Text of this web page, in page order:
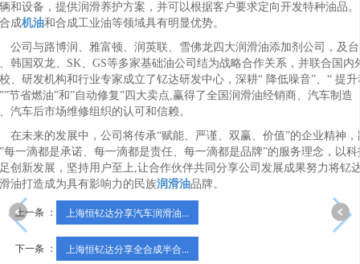
和设备，提供润滑养护方案，并可以根据客户要求定向开发特种油品
成机油和合成工业油等领域具有明显优势。
公司与路博润、雅富顿、润英联、雪佛龙四大润滑油添加剂公司，及台
韩国双龙、SK、GS等多家基础油公司结为战略合作关系，并联合国内
、研发机构和行业专家成立了钇达研发中心，深耕“ 降低噪音”、“ 提升
节省燃油”和”自动修复”四大卖点,赢得了全国润滑油经销商、汽车制造
汽车后市场维修组织的认可和信赖。
在未来的发展中，公司将传承“赋能、严谨、双赢、价值”的企业精神，
每一滴都是承诺、每一滴都是责任、每一滴都是品牌”的服务理念，以科
创新发展，坚持用户至上,让合作伙伴共同分享公司发展成果努力将钇
油打造成为具有影响力的民族润滑油品牌。
上一条 ： 上海恒钇达分享汽车润滑油...
下一条 ： 上海恒钇达分享全合成半合...